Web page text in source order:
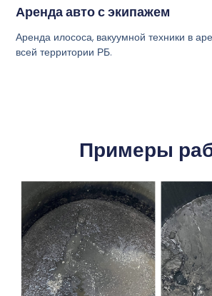
Аренда авто с экипажем
Аренда илососа, вакуумной техники в
всей территории РБ.
Примеры